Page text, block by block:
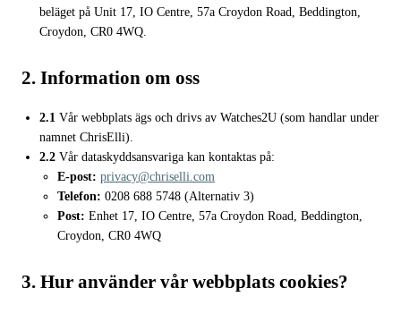
beläget på Unit 17, IO Centre, 57a Croydon Road, Beddington,
Croydon, CR0 4WQ.
2. Information om oss
2.1 Vår webbplats ägs och drivs av Watches2U (som handlar under
namnet ChrisElli).
2.2 Vår dataskyddsansvariga kan kontaktas på:
E-post: privacy@chriselli.com
Telefon: 0208 688 5748 (Alternativ 3)
Post: Enhet 17, IO Centre, 57a Croydon Road, Beddington,
Croydon, CR0 4WQ
3. Hur använder vår webbplats cookies?